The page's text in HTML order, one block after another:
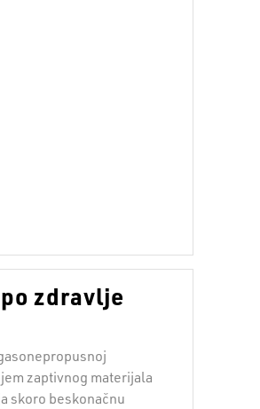
zdravlje
zaptivnog materijala
skoro beskonačnu